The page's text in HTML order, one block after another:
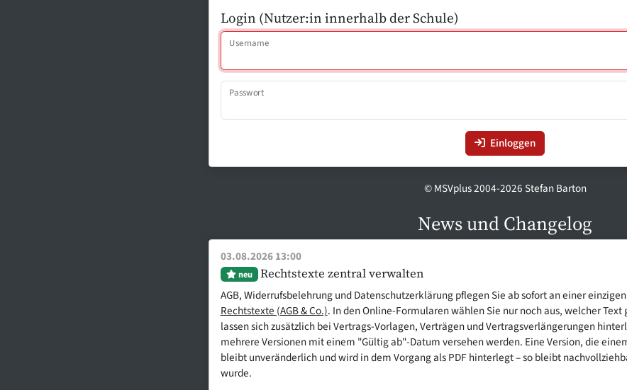
Login (Nutzer:in innerhalb der Schule)
Username
Passwort
Einloggen
© MSVplus 2004-2026 Stefan Barton
News und Changelog
03.08.2026 13:00
neu Rechtstexte zentral verwalten
AGB, Widerrufsbelehrung und Datenschutzerklärung pflegen Sie ab sofort an einer
Rechtstexte (AGB & Co.). In den Online-Formularen wählen Sie nur noch aus, welcher
lassen sich zusätzlich bei Vertrags-Vorlagen, Verträgen und Vertragsverlängerungen
mehrere Versionen mit einem "Gültig ab"-Datum versehen werden. Eine Version, die
bleibt unveränderlich und wird in dem Vorgang als PDF hinterlegt – so bleibt
wurde.